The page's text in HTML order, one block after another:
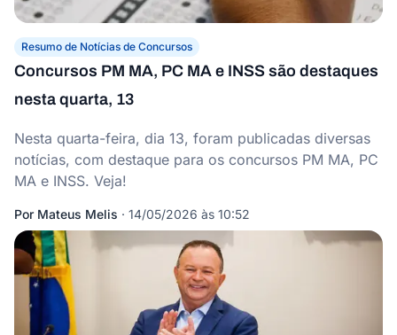
Resumo de Notícias de Concursos
Concursos PM MA, PC MA e INSS são destaques
nesta quarta, 13
Nesta quarta-feira, dia 13, foram publicadas diversas
notícias, com destaque para os concursos PM MA, PC
MA e INSS. Veja!
Por Mateus Melis · 14/05/2026 às 10:52